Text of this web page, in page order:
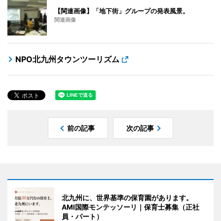
【関連画像】「地下街」グループの発表風景。
関連画像
NPO北九州タウンツーリズム
前の記事 次の記事
北九州に、世界基準の保育園があります。
AMI国際モンテッソーリ｜保育士募集（正社
員・パート）